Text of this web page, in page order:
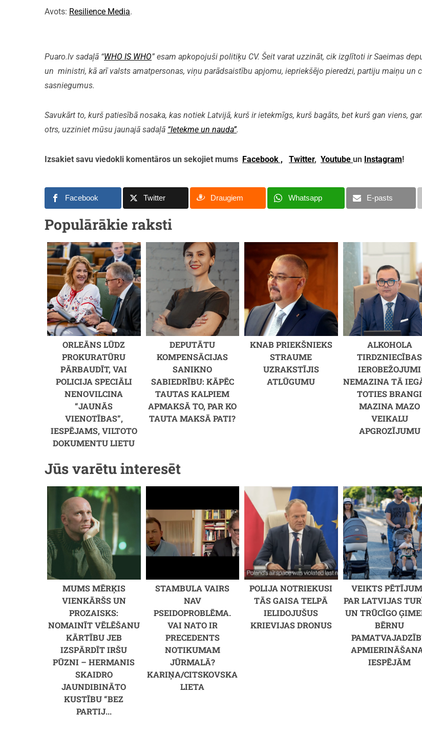
Avots: Resilience Media.
Puaro.lv sadaļā “WHO IS WHO” esam apkopojuši politiķu CV. Šeit varat uzzināt, cik izglītoti ir Saeimas
un ministri, kā arī valsts amatpersonas, viņu parādsaistību apjomu, iepriekšējo pieredzi, partiju maiņu un
sasniegumus.
Savukārt to, kurš patiesībā nosaka, kas notiek Latvijā, kurš ir ietekmīgs, kurš bagāts, bet kurš gan viens,
otrs, uzziniet mūsu jaunajā sadaļā “Ietekme un nauda”.
Izsakiet savu viedokli komentāros un sekojiet mums Facebook , Twitter, Youtube un Instagram!
Facebook Twitter Draugiem Whatsapp E-pasts
Populārākie raksti
ORLEĀNS LŪDZ
PROKURATŪRU
PĀRBAUDĪT, VAI
POLICIJA SPECIĀLI
NENOVILCINA
“JAUNĀS
VIENOTĪBAS”,
IESPĒJAMS, VILTOTO
DOKUMENTU LIETU
DEPUTĀTU
KOMPENSĀCIJAS
SANIKNO
SABIEDRĪBU: KĀPĒC
TAUTAS KALPIEM
APMAKSĀ TO, PAR KO
TAUTA MAKSĀ PATI?
KNAB PRIEKŠNIEKS
STRAUME
UZRAKSTĪJIS
ATLŪGUMU
ALKOHOLA
TIRDZNIECĪBAS
IEROBEŽOJUMI
NEMAZINA TĀ
TOTIES BRANGI
MAZINA MAZO
VEIKALU
APGROZĪJUMU
Jūs varētu interesēt
MUMS MĒRĶIS
VIENKĀRŠS UN
PROZAISKS:
NOMAINĪT VĒLĒŠANU
KĀRTĪBU JEB
IZSPĀRDĪT IRŠU
PŪZNI – HERMANIS
SKAIDRO
JAUNDIBINĀTO
KUSTĪBU “BEZ
PARTIJ...
STAMBULA VAIRS
NAV
PSEIDOPROBLĒMA.
VAI NATO IR
PRECEDENTS
NOTIKUMAM
JŪRMALĀ?
KARIŅA/CITSKOVSKA
LIETA
POLIJA NOTRIEKUSI
TĀS GAISA TELPĀ
IELIDOJUŠUS
KRIEVIJAS DRONUS
VEIKTS
PAR LATVIJAS
UN TRŪCĪGO
BĒRNU
IESPĒJĀM